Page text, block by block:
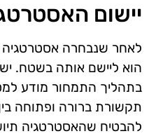
יישום
לאחר שנבחרה
הוא ליישם אותה בשטח.
בתהליך התמחור מודע
תקשורת ברורה ופתוחה
להבטיח שהאסטרטגיה